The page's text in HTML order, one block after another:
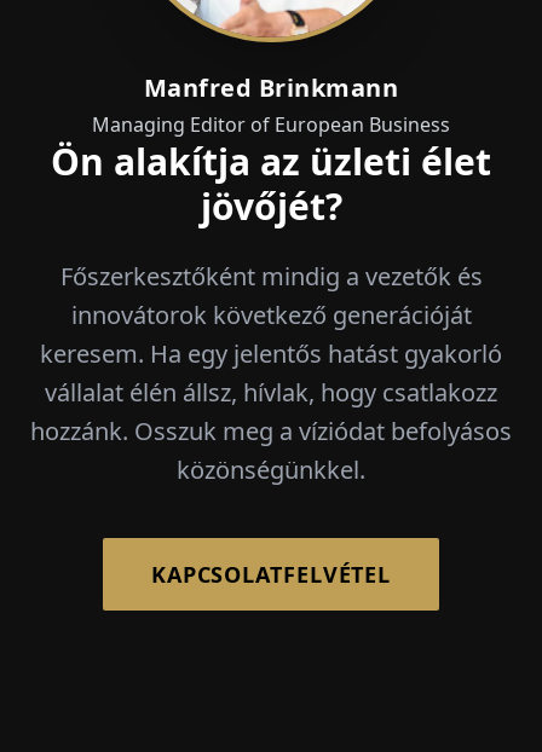
Manfred Brinkmann
Managing Editor of European Business
Ön alakítja az üzleti élet
jövőjét?
Főszerkesztőként mindig a vezetők és
innovátorok következő generációját
keresem. Ha egy jelentős hatást gyakorló
vállalat élén állsz, hívlak, hogy csatlakozz
hozzánk. Osszuk meg a víziódat befolyásos
közönségünkkel.
KAPCSOLATFELVÉTEL